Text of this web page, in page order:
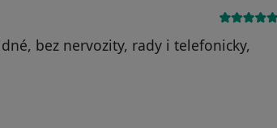
bez nervozity, rady i telefonicky,